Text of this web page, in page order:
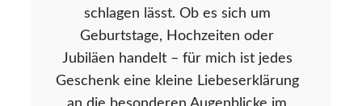
schlagen lässt. Ob es sich um
Geburtstage, Hochzeiten oder
Jubiläen handelt – für mich ist jedes
Geschenk eine kleine Liebeserklärung